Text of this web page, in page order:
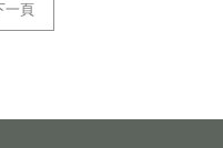
一頁